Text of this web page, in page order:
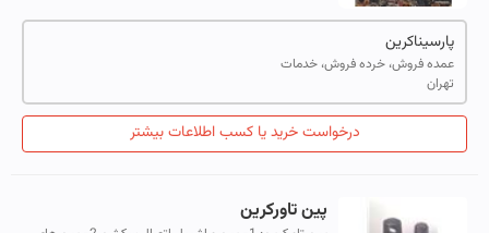
پارسیناکرین
عمده فروش، خرده فروش، خدمات
تهران
درخواست خرید یا کسب اطلاعات بیشتر
پین تاورکرین